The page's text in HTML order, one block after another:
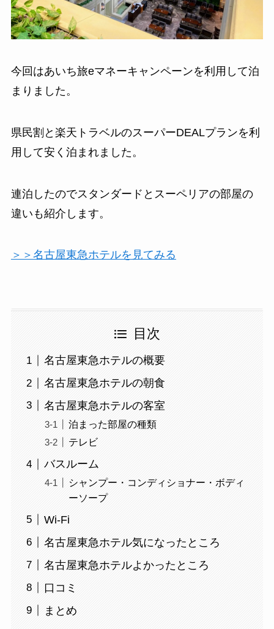
今回はあいち旅eマネーキャンペーンを利用して泊
まりました。
県民割と楽天トラベルのスーパーDEALプランを利
用して安く泊まれました。
連泊したのでスタンダードとスーペリアの部屋の
違いも紹介します。
＞＞名古屋東急ホテルを見てみる
目次
名古屋東急ホテルの概要
名古屋東急ホテルの朝食
名古屋東急ホテルの客室
泊まった部屋の種類
テレビ
バスルーム
シャンプー・コンディショナー・ボディ
ーソープ
Wi-Fi
名古屋東急ホテル気になったところ
名古屋東急ホテルよかったところ
口コミ
まとめ